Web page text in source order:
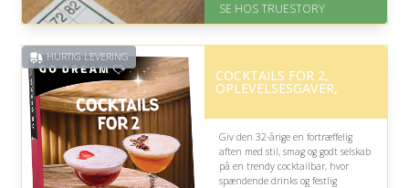
samme
på 4.7 ud af 5
SE HOS TRUESTORY
HURTIG LEVERING
COCKTAILS FOR 2,
OPLEVELSESGAVER,
Giv den 32-årige en fortræffelig
aften med stil, smag og godt selskab
på en trendy cocktailbar, hvor
spændende drinks og festlig